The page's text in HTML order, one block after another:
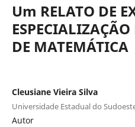
Um RELATO DE
DE MATEMÁTICA
Cleusiane Vieira Silva
Universidade Estadual do
Autor